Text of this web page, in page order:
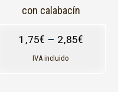
con calabacín
1,75€ – 2,85€
IVA incluido
producto